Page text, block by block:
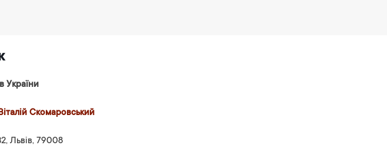
України
Скомаровський
Львів, 79008